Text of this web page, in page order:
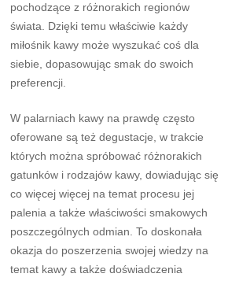
pochodzące z różnorakich regionów
świata. Dzięki temu właściwie każdy
miłośnik kawy może wyszukać coś dla
siebie, dopasowując smak do swoich
preferencji.
W palarniach kawy na prawdę często
oferowane są też degustacje, w trakcie
których można spróbować różnorakich
gatunków i rodzajów kawy, dowiadując się
co więcej więcej na temat procesu jej
palenia a także właściwości smakowych
poszczególnych odmian. To doskonała
okazja do poszerzenia swojej wiedzy na
temat kawy a także doświadczenia